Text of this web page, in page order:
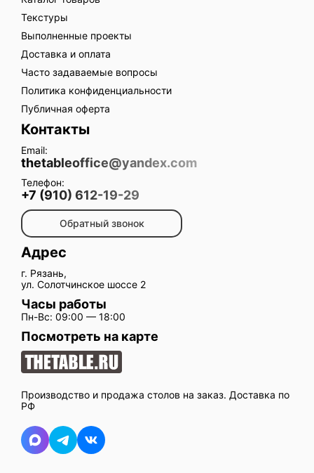
Производство и продажа столов на заказ. Доставка по
РФ
Текстуры
Выполненные проекты
Доставка и оплата
Часто задаваемые вопросы
Политика конфиденциальности
Публичная оферта
Контакты
Email:
thetableoffice@yandex.com
Телефон:
+7 (910) 612-19-29
Обратный звонок
Адрес
г. Рязань,
ул. Солотчинское шоссе 2
Часы работы
Пн-Вс: 09:00 — 18:00
Посмотреть на карте